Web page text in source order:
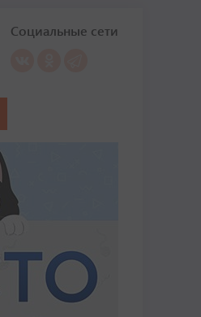
Социальные сети